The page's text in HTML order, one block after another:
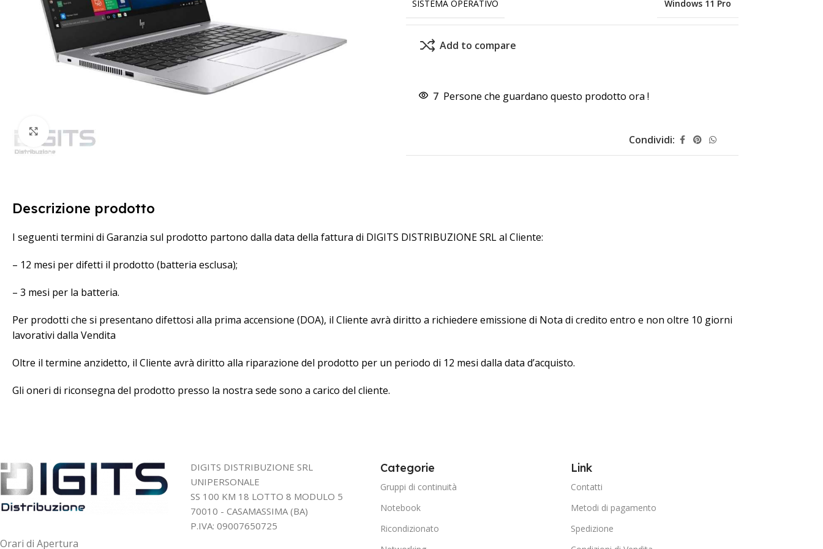
Clicca per ingrandire
SISTEMA OPERATIVO Windows 11 Pro
Add to compare
7 Persone che guardano questo prodotto ora !
Condividi:
Descrizione prodotto
I seguenti termini di Garanzia sul prodotto partono dalla data della fattura di DIGITS DISTRIBUZIONE SRL al Cliente:
– 12 mesi per difetti il prodotto (batteria esclusa);
– 3 mesi per la batteria.
Per prodotti che si presentano difettosi alla prima accensione (DOA), il Cliente avrà diritto a richiedere emissione di Nota di credito entro e non oltre 10 giorni
lavorativi dalla Vendita
Oltre il termine anzidetto, il Cliente avrà diritto alla riparazione del prodotto per un periodo di 12 mesi dalla data d’acquisto.
Gli oneri di riconsegna del prodotto presso la nostra sede sono a carico del cliente.
Orari di Apertura
DIGITS DISTRIBUZIONE SRL
UNIPERSONALE
SS 100 KM 18 LOTTO 8 MODULO 5
70010 - CASAMASSIMA (BA)
P.IVA: 09007650725
Categorie
Gruppi di continuità
Notebook
Ricondizionato
Link
Contatti
Metodi di pagamento
Spedizione